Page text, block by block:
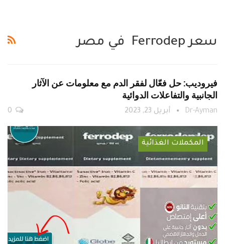
سعر Ferrodep في مصر
فيروديب: حل فعّال لفقر الدم مع معلومات عن الآثار
الجانبية والتفاعلات الدوائية
Dr-Ayman أبريل 23, 2023
المكملات الغذائية